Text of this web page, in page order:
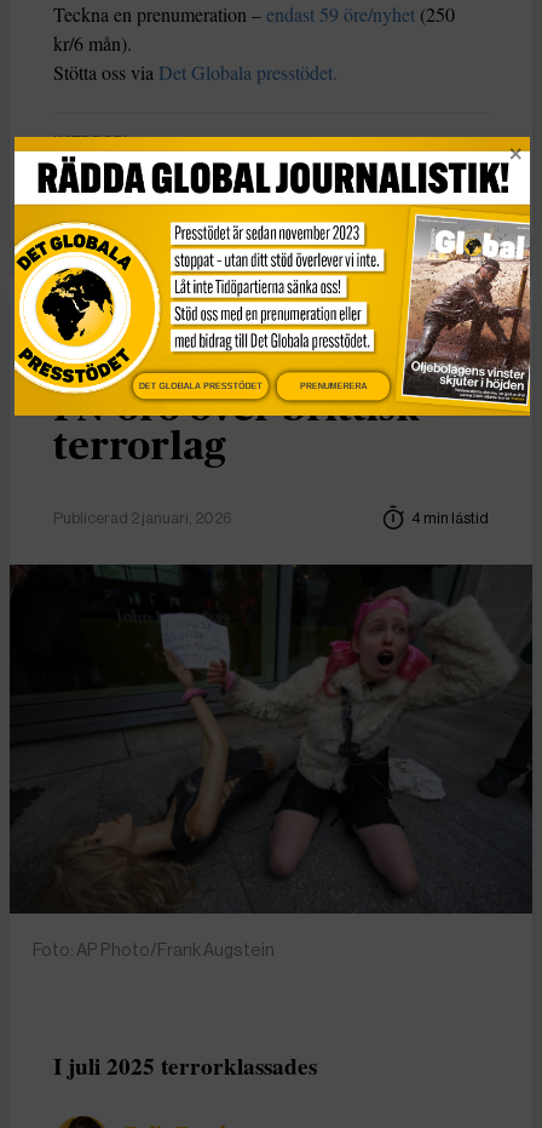
Teckna en prenumeration –endast 59 öre/nyhet (250
kr/6 mån).
Stötta oss via Det Globala presstödet.
KATEGORI
Intro
Intro
FN-oro över brittisk
terrorlag
Publicerad 2 januari, 2026 4 min lästid
Foto: AP Photo/Frank Augstein
I juli 2025 terrorklassades
DET GLOBALA PRESSTÖDET PRENUMERERA